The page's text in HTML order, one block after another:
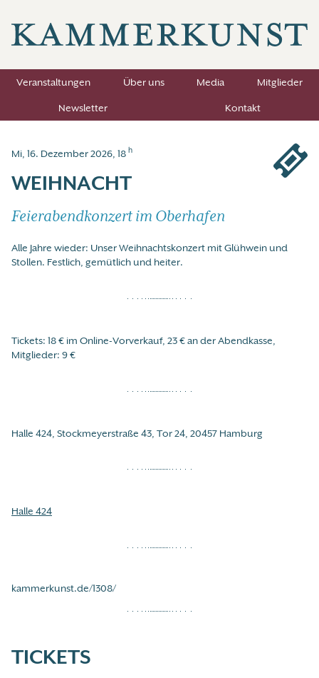
Veranstaltungen Über uns Media
Mitglieder
Newsletter
Kontakt
Mi, 16. Dezember 2026, 18 h
WEIHNACHT
Feierabendkonzert im Oberhafen
Alle Jahre wieder: Unser Weihnachtskonzert mit Glühwein und
Stollen. Festlich, gemütlich und heiter.
Tickets: 18 € im Online-Vorverkauf, 23 € an der Abendkasse,
Mitglieder: 9 €
Halle 424, Stockmeyerstraße 43, Tor 24, 20457 Hamburg
Halle 424
kammerkunst.de/1308/
TICKETS